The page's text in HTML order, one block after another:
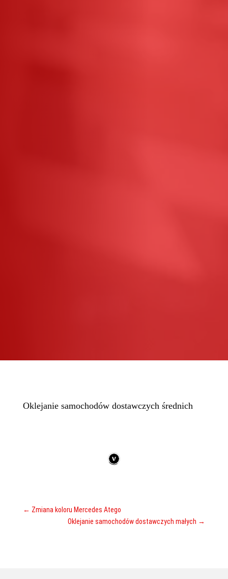
Oklejanie samochodów dostawczych średnich
← Zmiana koloru Mercedes Atego
Oklejanie samochodów dostawczych małych →